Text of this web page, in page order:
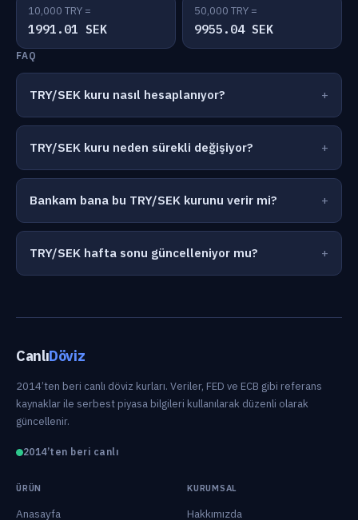
10,000 TRY =
1991.01 SEK
50,000 TRY =
9955.04 SEK
FAQ
TRY/SEK kuru nasıl hesaplanıyor?
TRY/SEK kuru neden sürekli değişiyor?
Bankam bana bu TRY/SEK kurunu verir mi?
TRY/SEK hafta sonu güncelleniyor mu?
CanlıDöviz
2014’ten beri canlı döviz kurları. Veriler, FED ve ECB gibi referans
kaynaklar ile serbest piyasa bilgileri kullanılarak düzenli olarak
güncellenir.
2014’ten beri canlı
ÜRÜN
Anasayfa
KURUMSAL
Hakkımızda